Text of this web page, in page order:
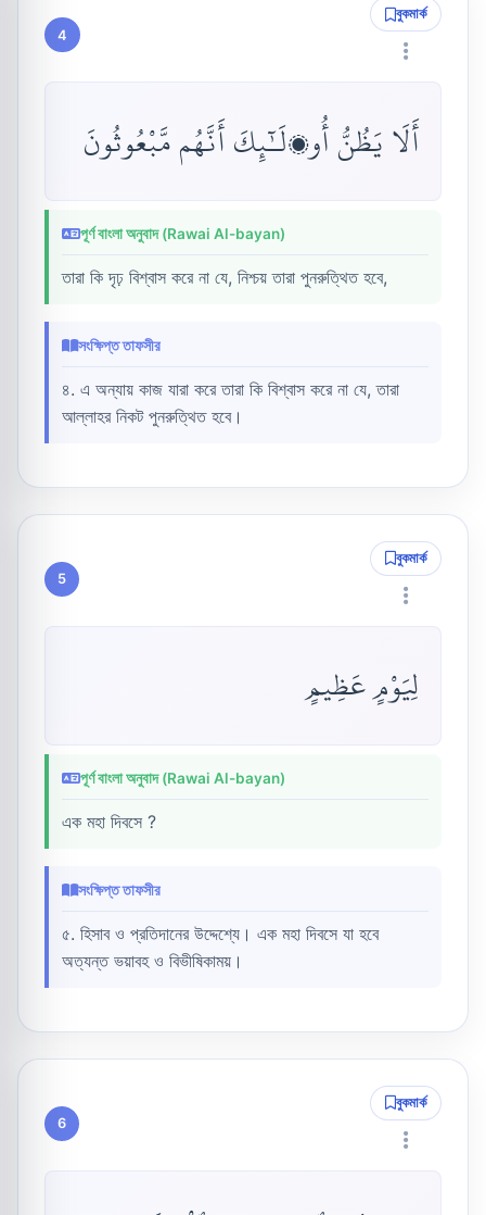
4
বুকমার্ক
أَلَا يَظُنُّ أُو۟لَـٰٓئِكَ أَنَّهُم مَّبْعُوثُونَ
পূর্ণ বাংলা অনুবাদ (Rawai Al-bayan)
তারা কি দৃঢ় বিশ্বাস করে না যে, নিশ্চয় তারা পুনরুত্থিত হবে,
সংক্ষিপ্ত তাফসীর
৪. এ অন্যায় কাজ যারা করে তারা কি বিশ্বাস করে না যে, তারা
আল্লাহর নিকট পুনরুত্থিত হবে।
5
বুকমার্ক
لِيَوْمٍ عَظِيمٍ
পূর্ণ বাংলা অনুবাদ (Rawai Al-bayan)
এক মহা দিবসে ?
সংক্ষিপ্ত তাফসীর
৫. হিসাব ও প্রতিদানের উদ্দেশ্যে। এক মহা দিবসে যা হবে
অত্যন্ত ভয়াবহ ও বিভীষিকাময়।
6
বুকমার্ক